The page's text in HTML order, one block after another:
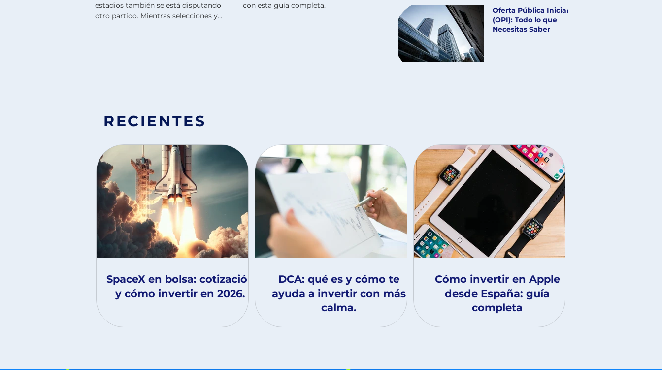
estadios también se está disputando
otro partido. Mientras selecciones y
con esta guía completa.
Oferta Pública Inicial
(OPI): Todo lo que
Necesitas Saber
RECIENTES
SpaceX en bolsa: cotización
y cómo invertir en 2026.
DCA: qué es y cómo te
ayuda a invertir con más
calma.
Cómo invertir en Apple
desde España: guía
completa